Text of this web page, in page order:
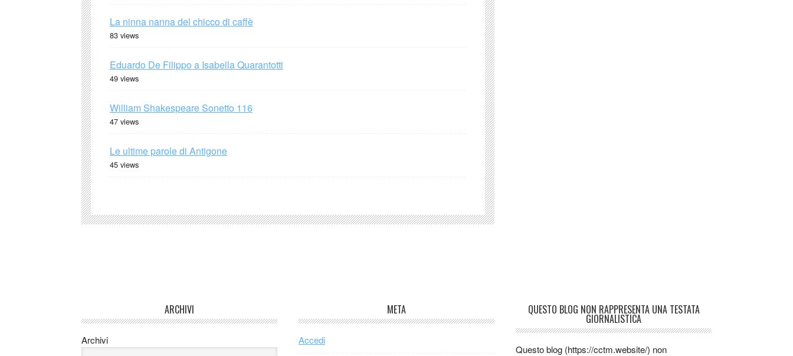
La ninna nanna del chicco di caffè
83 views
Eduardo De Filippo a Isabella Quarantotti
49 views
William Shakespeare Sonetto 116
47 views
Le ultime parole di Antigone
45 views
ARCHIVI
Archivi
META
Accedi
QUESTO BLOG NON RAPPRESENTA UNA TESTATA
GIORNALISTICA
Questo blog (https://cctm.website/) non